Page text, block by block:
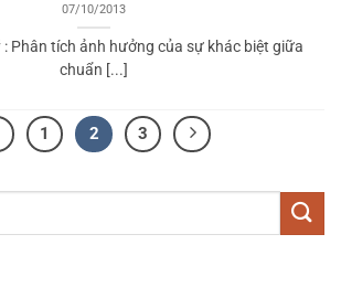
07/10/2013
Phân tích ảnh hưởng của sự khác biệt giữa
chuẩn [...]
1 2 3